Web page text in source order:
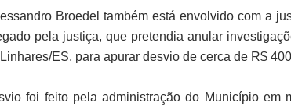
Broedel também está envolvido com a
pela justiça, que pretendia anular
ES, para apurar desvio de cerca de R$
foi feito pela administração do Município em